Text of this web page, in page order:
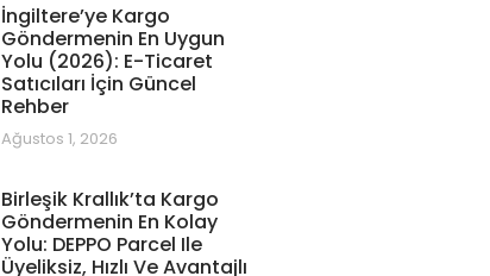
İngiltere’ye Kargo
Göndermenin En Uygun
Yolu (2026): E-Ticaret
Satıcıları İçin Güncel
Rehber
Ağustos 1, 2026
Birleşik Krallık’ta Kargo
Göndermenin En Kolay
Yolu: DEPPO Parcel Ile
Üyeliksiz, Hızlı Ve Avantajlı